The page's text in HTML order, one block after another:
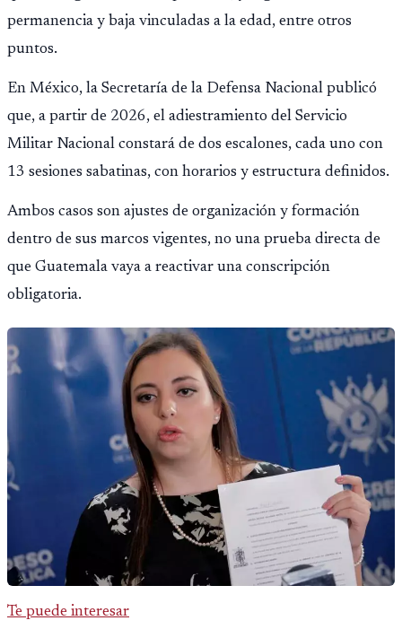
permanencia y baja vinculadas a la edad, entre otros
puntos.
En México, la Secretaría de la Defensa Nacional publicó
que, a partir de 2026, el adiestramiento del Servicio
Militar Nacional constará de dos escalones, cada uno con
13 sesiones sabatinas, con horarios y estructura definidos.
Ambos casos son ajustes de organización y formación
dentro de sus marcos vigentes, no una prueba directa de
que Guatemala vaya a reactivar una conscripción
obligatoria.
Te puede interesar